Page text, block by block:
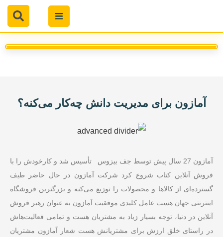
آمازون برای مدیریت دانش چه‌کار می‌کنه؟
آمازون 27 سال پیش توسط جف بیزوس تأسیس شد و کارخودش را با
فروش آنلاین کتاب شروع کرد شرکت آمازون در حال حاضر طیف
گسترده‌ای از کالاها و محصولات را توزیع می‌کنه و بزرگترین فروشگاه‌
اینترنتی جهان هست عامل کلیدی موفقیت آمازون به عنوان رهبر فروش
آنلاین در دنیا، توجه بسیار زیاد به مشتریان هست و تمامی فعالیت‌هاش
در راستای خلق ارزش برای مشتریانش هست شعار آمازون مشتریان